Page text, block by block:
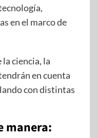
en el marco de
ciencia, la
en cuenta
con distintas
manera: